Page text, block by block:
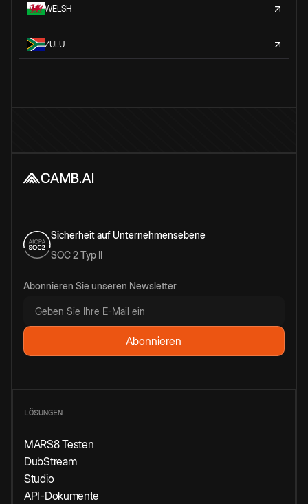
WELSH
ZULU
Sicherheit auf Unternehmensebene
SOC 2 Typ II
Abonnieren Sie unseren Newsletter
LÖSUNGEN
MARS8 Testen
DubStream
Studio
API-Dokumente